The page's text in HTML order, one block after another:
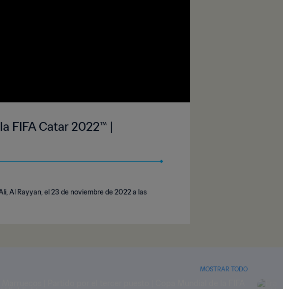
FIFA Catar 2022™ |
Al Rayyan, el 23 de noviembre de 2022 a las
MOSTRAR TODO